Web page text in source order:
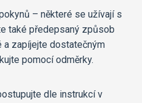
– některé se užívají s
také předepsaný způsob
zapíjejte dostatečným
pomocí odměrky.
dle instrukcí v